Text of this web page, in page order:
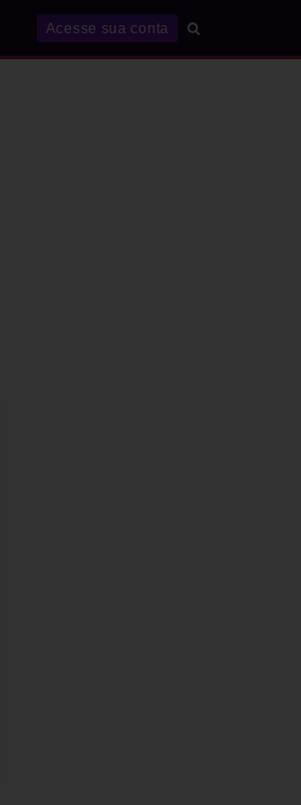
Acesse sua conta